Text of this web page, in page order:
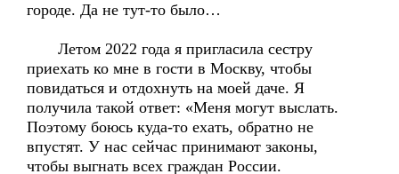
городе. Да не тут-то было…
Летом 2022 года я пригласила сестру
приехать ко мне в гости в Москву, чтобы
повидаться и отдохнуть на моей даче. Я
получила такой ответ: «Меня могут выслать.
Поэтому боюсь куда-то ехать, обратно не
впустят. У нас сейчас принимают законы,
чтобы выгнать всех граждан России.